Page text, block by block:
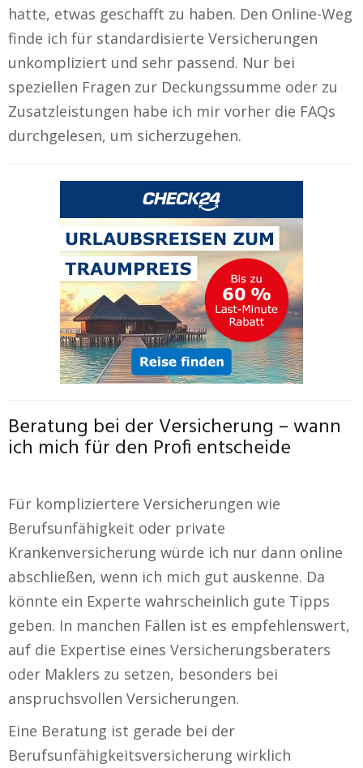
hatte, etwas geschafft zu haben. Den Online-Weg
finde ich für standardisierte Versicherungen
unkompliziert und sehr passend. Nur bei
speziellen Fragen zur Deckungssumme oder zu
Zusatzleistungen habe ich mir vorher die FAQs
durchgelesen, um sicherzugehen.
Beratung bei der Versicherung – wann
ich mich für den Profi entscheide
Für kompliziertere Versicherungen wie
Berufsunfähigkeit oder private
Krankenversicherung würde ich nur dann online
abschließen, wenn ich mich gut auskenne. Da
könnte ein Experte wahrscheinlich gute Tipps
geben. In manchen Fällen ist es empfehlenswert,
auf die Expertise eines Versicherungsberaters
oder Maklers zu setzen, besonders bei
anspruchsvollen Versicherungen.
Eine Beratung ist gerade bei der
Berufsunfähigkeitsversicherung wirklich